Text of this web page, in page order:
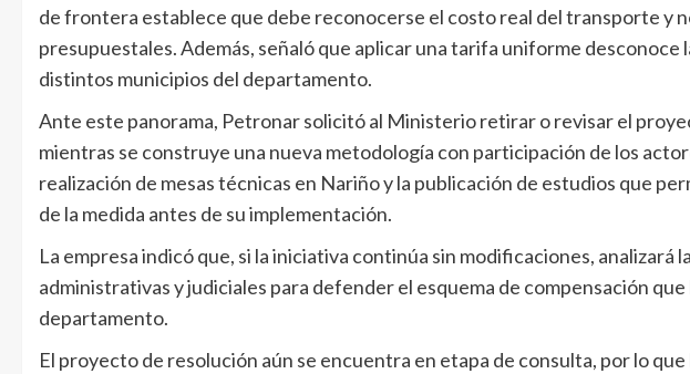
de frontera establece que debe reconocerse el costo real del transporte y
presupuestales. Además, señaló que aplicar una tarifa uniforme
distintos municipios del departamento.
Ante este panorama, Petronar solicitó al Ministerio retirar o revisar el
mientras se construye una nueva metodología con participación de los
realización de mesas técnicas en Nariño y la publicación de estudios que
de la medida antes de su implementación.
La empresa indicó que, si la iniciativa continúa sin modificaciones, analizará
administrativas y judiciales para defender el esquema de compensación
departamento.
El proyecto de resolución aún se encuentra en etapa de consulta, por lo